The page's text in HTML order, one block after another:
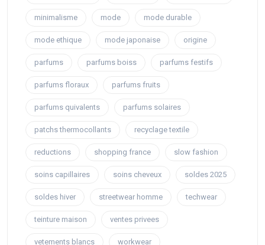
minimalisme mode mode durable
mode ethique mode japonaise origine
parfums parfums boiss parfums festifs
parfums floraux parfums fruits
parfums quivalents parfums solaires
patchs thermocollants recyclage textile
reductions shopping france slow fashion
soins capillaires soins cheveux soldes 2025
soldes hiver streetwear homme techwear
teinture maison ventes privees
vetements blancs workwear